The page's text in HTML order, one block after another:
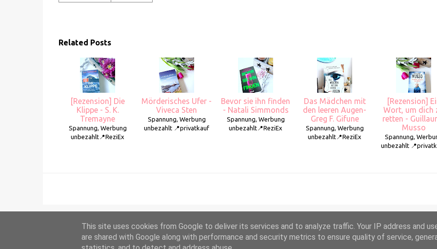
Related Posts
[Rezension] Die
Klippe - S. K.
Tremayne
Spannung, Werbung
unbezahlt📍ReziEx
Mörderisches Ufer -
Viveca Sten
Spannung, Werbung
unbezahlt 📍privatkauf
Bevor sie ihn finden
- Natali Simmonds
Spannung, Werbung
unbezahlt📍ReziEx
Das Mädchen mit
den leeren Augen-
Greg F. Gifune
Spannung, Werbung
unbezahlt📍ReziEx
[Rezension]
Wort, um dich
retten -
Musso
Spannung,
unbezahlt
Powered by Blogger
This site uses cookies from Google to deliver its services and to analyze traffic. Your IP address and
are shared with Google along with performance and security metrics to ensure quality of service,